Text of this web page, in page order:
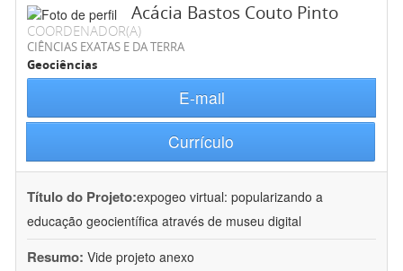
Acácia Bastos Couto Pinto
COORDENADOR(A)
CIÊNCIAS EXATAS E DA TERRA
Geociências
E-mail
Currículo
Título do Projeto:expogeo virtual: popularizando a
educação geocientífica através de museu digital
Resumo: Vide projeto anexo